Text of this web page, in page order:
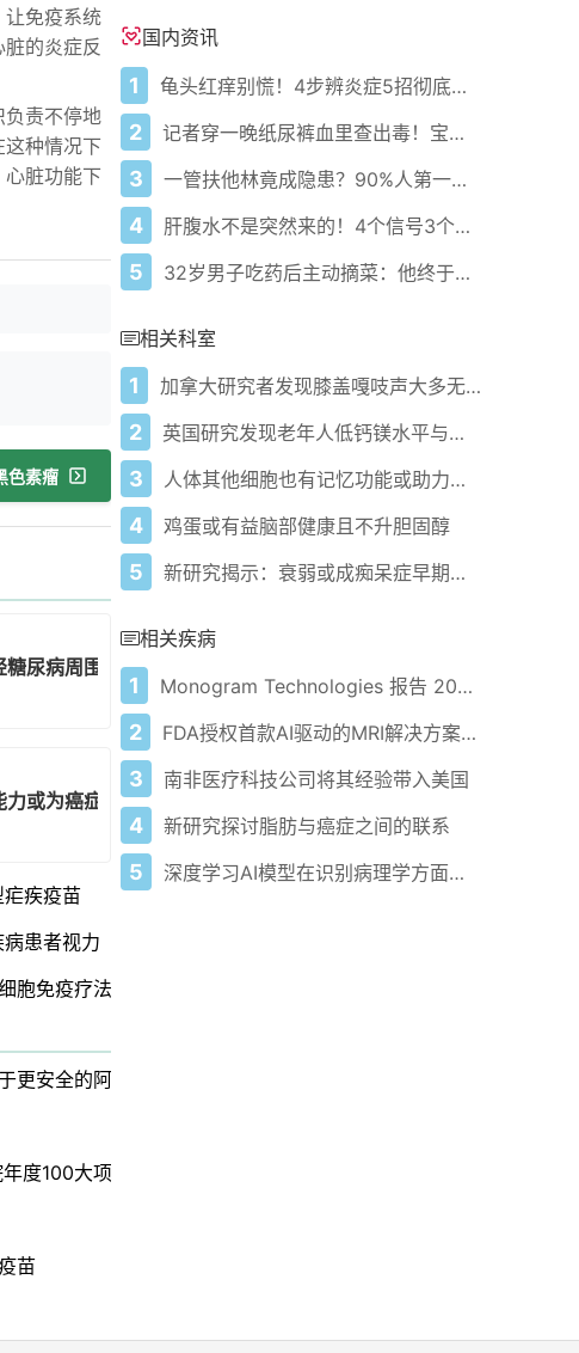
让免疫系统
的炎症反
负责不停地
种情况下
脏功能下
色素瘤
尿病周围神经病变疼痛
或为癌症治疗带来新思路
疾疫苗
患者视力
胞免疫疗法监测
更安全的阿尔茨海默病治疗
度100大项目
苗
国内资讯
1 龟头红痒别慌！4步辨炎症5招彻底防复发
2 记者穿一晚纸尿裤血里查出毒！宝宝血液浓度竟是成人的5倍？
3 一管扶他林竟成隐患？90%人第一步就错了！
4 肝腹水不是突然来的！4个信号3个管理要点别等肚子鼓起来
5 32岁男子吃药后主动摘菜：他终于活过来了？
相关科室
1 加拿大研究者发现膝盖嘎吱声大多无害，不必过度担忧骨关节炎风险
2 英国研究发现老年人低钙镁水平与认知表现差有关
3 人体其他细胞也有记忆功能或助力学习与记忆疾病治疗
4 鸡蛋或有益脑部健康且不升胆固醇
5 新研究揭示：衰弱或成痴呆症早期预警信号
相关疾病
1 Monogram Technologies 报告 2024 年第三季度财务业绩
2 FDA授权首款AI驱动的MRI解决方案，用于更安全的阿尔茨海默病治疗
3 南非医疗科技公司将其经验带入美国
4 新研究探讨脂肪与癌症之间的联系
5 深度学习AI模型在识别病理学方面超越人类